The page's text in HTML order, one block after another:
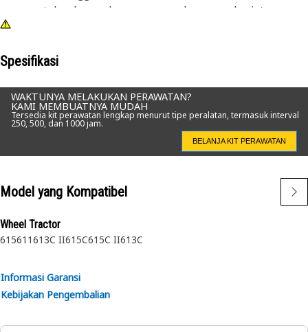
mempertahankan pelumasan yang benar pada sistem
hidraulik yang sensitif.
Spesifikasi
WAKTUNYA MELAKUKAN PERAWATAN?
KAMI MEMBUATNYA MUDAH
Tersedia kit perawatan lengkap menurut tipe peralatan, termasuk interval
250, 500, dan 1000 jam.
BELANJA KIT PERAWATAN
Model yang Kompatibel
Wheel Tractor
615611613C II615C615C II613C
Informasi Garansi
Kebijakan Pengembalian